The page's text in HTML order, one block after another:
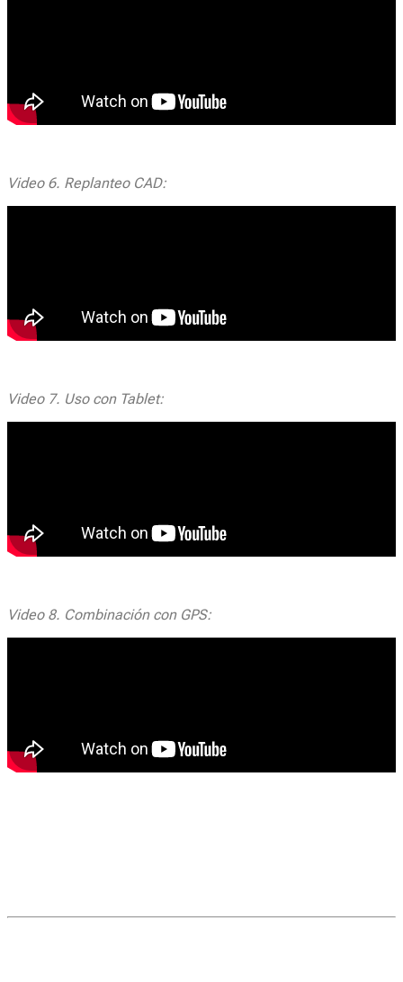
Video 6. Replanteo CAD:
Video 7. Uso con Tablet:
Video 8. Combinación con GPS: